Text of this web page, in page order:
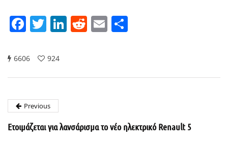
Facebook
Twitter
LinkedIn
Reddit
Email
6606 924
Previous
Ετοιμάζεται για λανσάρισμα το νέο ηλεκτρικό Renault 5